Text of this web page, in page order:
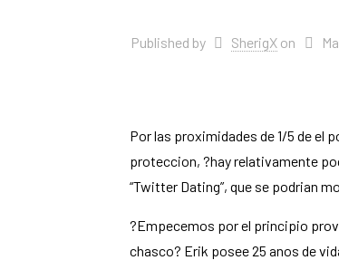
Published by SherigX on
Por las proximidades de 1/5 de el
proteccion, ?hay relativamente
“Twitter Dating”, que se podri­an
?Empecemos por el principio
chasco? Erik posee 25 anos de